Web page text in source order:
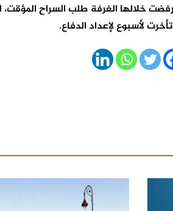
الأولى، الخميس 24 يوليوز، ورفضت خلالها الغرفة طلب
لأسبوع لإعداد الدفاع.